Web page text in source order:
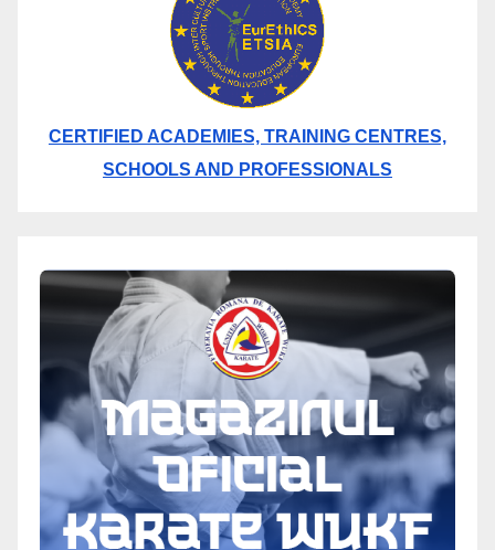
CERTIFIED ACADEMIES, TRAINING CENTRES,
SCHOOLS AND PROFESSIONALS